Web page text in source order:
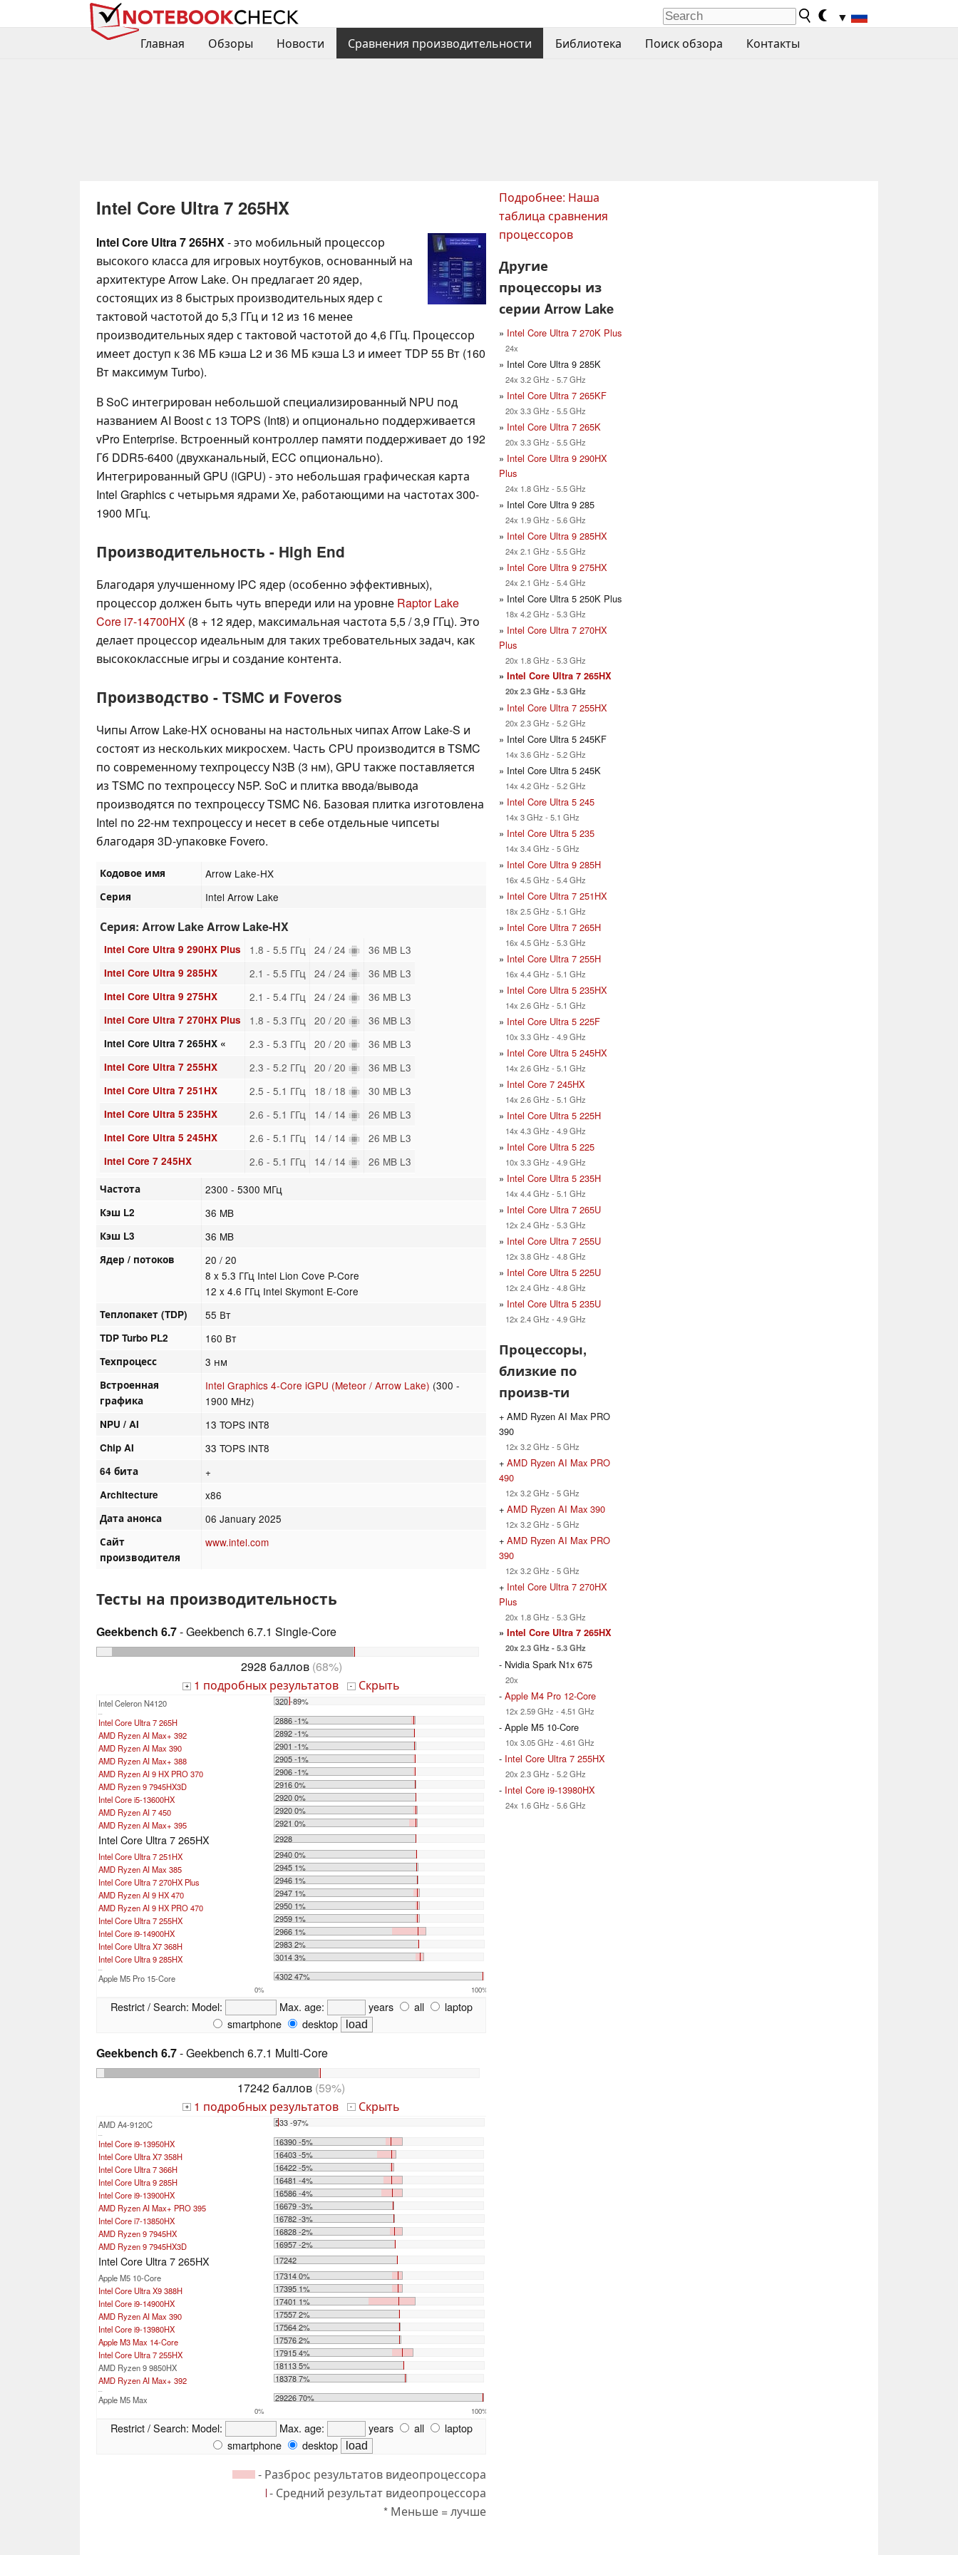
▼
Главная
Обзоры Новости Сравнения производительности Библиотека Поиск обзора Контакты
Intel Core Ultra 7 265HX
Intel Core Ultra 7 265HX- это мобильный процессор
высокого класса для игровых ноутбуков, основанный на
архитектуре Arrow Lake. Он предлагает 20 ядер,
состоящих из 8 быстрых производительных ядер с
тактовой частотой до 5,3 ГГц и 12 из 16 менее
производительных ядер с тактовой частотой до 4,6 ГГц. Процессор
имеет доступ к 36 МБ кэша L2 и 36 МБ кэша L3 и имеет TDP 55 Вт (160
Вт максимум Turbo).
В SoC интегрирован небольшой специализированный NPU под
названием AI Boost с 13 TOPS (Int8) и опционально поддерживается
vPro Enterprise. Встроенный контроллер памяти поддерживает до 192
Гб DDR5-6400 (двухканальный, ECC опционально).
Интегрированный GPU (iGPU) - это небольшая графическая карта
Intel Graphics с четырьмя ядрами Xe, работающими на частотах 300-
1900 МГц.
Производительность - High End
Благодаря улучшенному IPC ядер (особенно эффективных),
процессор должен быть чуть впереди или на уровне Raptor Lake
Core i7-14700HX (8 + 12 ядер, максимальная частота 5,5 / 3,9 ГГц). Это
делает процессор идеальным для таких требовательных задач, как
высококлассные игры и создание контента.
Производство - TSMC и Foveros
Чипы Arrow Lake-HX основаны на настольных чипах Arrow Lake-S и
состоят из нескольких микросхем. Часть CPU производится в TSMC
по современному техпроцессу N3B (3 нм), GPU также поставляется
из TSMC по техпроцессу N5P. SoC и плитка ввода/вывода
производятся по техпроцессу TSMC N6. Базовая плитка изготовлена
Intel по 22-нм техпроцессу и несет в себе отдельные чипсеты
благодаря 3D-упаковке Fovero.
Кодовое имя Arrow Lake-HX
Серия Intel Arrow Lake
Серия: Arrow Lake Arrow Lake-HX
Intel Core Ultra 9 290HX Plus 1.8 - 5.5 ГГц 24 / 24 36 MB L3
Intel Core Ultra 9 285HX 2.1 - 5.5 ГГц 24 / 24 36 MB L3
Intel Core Ultra 9 275HX 2.1 - 5.4 ГГц 24 / 24 36 MB L3
Intel Core Ultra 7 270HX Plus 1.8 - 5.3 ГГц 20 / 20 36 MB L3
Intel Core Ultra 7 265HX « 2.3 - 5.3 ГГц 20 / 20 36 MB L3
Intel Core Ultra 7 255HX 2.3 - 5.2 ГГц 20 / 20 36 MB L3
Intel Core Ultra 7 251HX 2.5 - 5.1 ГГц 18 / 18 30 MB L3
Intel Core Ultra 5 235HX 2.6 - 5.1 ГГц 14 / 14 26 MB L3
Intel Core Ultra 5 245HX 2.6 - 5.1 ГГц 14 / 14 26 MB L3
Intel Core 7 245HX 2.6 - 5.1 ГГц 14 / 14 26 MB L3
Частота 2300 - 5300 МГц
Кэш L2 36 MB
Кэш L3 36 MB
Ядер / потоков
20 / 20
8 x 5.3 ГГц Intel Lion Cove P-Core
12 x 4.6 ГГц Intel Skymont E-Core
Теплопакет (TDP) 55 Вт
TDP Turbo PL2 160 Вт
Техпроцесс 3 нм
Встроенная
графика
Intel Graphics 4-Core iGPU (Meteor / Arrow Lake) (300 -
1900 MHz)
NPU / AI 13 TOPS INT8
Chip AI 33 TOPS INT8
64 бита +
Architecture x86
Дата анонса 06 January 2025
Сайт
производителя
www.intel.com
Тесты на производительность
Geekbench 6.7- Geekbench 6.7.1 Single-Core
2928 баллов(68%)
+ 1 подробных результатов - Скрыть
Intel Celeron N4120 320 -89%
Intel Core Ultra 7 265H
2886 -1%
AMD Ryzen AI Max+ 392
2892 -1%
AMD Ryzen AI Max 390
2901 -1%
AMD Ryzen AI Max+ 388
2905 -1%
AMD Ryzen AI 9 HX PRO 370
2906 -1%
AMD Ryzen 9 7945HX3D
2916 0%
Intel Core i5-13600HX
2920 0%
AMD Ryzen AI 7 450
2920 0%
AMD Ryzen AI Max+ 395
2921 0%
Intel Core Ultra 7 265HX
2928
Intel Core Ultra 7 251HX
2940 0%
AMD Ryzen AI Max 385
2945 1%
Intel Core Ultra 7 270HX Plus
2946 1%
AMD Ryzen AI 9 HX 470
2947 1%
AMD Ryzen AI 9 HX PRO 470
2950 1%
Intel Core Ultra 7 255HX
2959 1%
Intel Core i9-14900HX
2966 1%
Intel Core Ultra X7 368H
2983 2%
Intel Core Ultra 9 285HX
3014 3%
Apple M5 Pro 15-Core 4302 47%
0% 100%
Restrict / Search: Model: Max. age: years all
laptop
smartphone
desktop
Geekbench 6.7- Geekbench 6.7.1 Multi-Core
17242 баллов (59%)
+ 1 подробных результатов - Скрыть
AMD A4-9120C 533 -97%
Intel Core i9-13950HX
16390 -5%
Intel Core Ultra X7 358H
16403 -5%
Intel Core Ultra 7 366H
16422 -5%
Intel Core Ultra 9 285H
16481 -4%
Intel Core i9-13900HX
16586 -4%
AMD Ryzen AI Max+ PRO 395
16679 -3%
Intel Core i7-13850HX
16782 -3%
AMD Ryzen 9 7945HX
16828 -2%
AMD Ryzen 9 7945HX3D
16957 -2%
Intel Core Ultra 7 265HX
17242
Apple M5 10-Core
17314 0%
Intel Core Ultra X9 388H
17395 1%
Intel Core i9-14900HX
17401 1%
AMD Ryzen AI Max 390
17557 2%
Intel Core i9-13980HX
17564 2%
Apple M3 Max 14-Core
17576 2%
Intel Core Ultra 7 255HX
17915 4%
AMD Ryzen 9 9850HX
18113 5%
AMD Ryzen AI Max+ 392
18378 7%
Apple M5 Max 29226 70%
0% 100%
Restrict / Search: Model: Max. age: years all
laptop
smartphone
desktop
- Разброс результатов видеопроцессора
- Средний результат видеопроцессора
* Меньше = лучше
Подробнее: Наша
таблица сравнения
процессоров
Другие
процессоры из
серии Arrow Lake
» Intel Core Ultra 7 270K Plus
24x
» Intel Core Ultra 9 285K
24x 3.2 GHz - 5.7 GHz
» Intel Core Ultra 7 265KF
20x 3.3 GHz - 5.5 GHz
» Intel Core Ultra 7 265K
20x 3.3 GHz - 5.5 GHz
» Intel Core Ultra 9 290HX
Plus
24x 1.8 GHz - 5.5 GHz
» Intel Core Ultra 9 285
24x 1.9 GHz - 5.6 GHz
» Intel Core Ultra 9 285HX
24x 2.1 GHz - 5.5 GHz
» Intel Core Ultra 9 275HX
24x 2.1 GHz - 5.4 GHz
» Intel Core Ultra 5 250K Plus
18x 4.2 GHz - 5.3 GHz
» Intel Core Ultra 7 270HX
Plus
20x 1.8 GHz - 5.3 GHz
» Intel Core Ultra 7 265HX
20x 2.3 GHz - 5.3 GHz
» Intel Core Ultra 7 255HX
20x 2.3 GHz - 5.2 GHz
» Intel Core Ultra 5 245KF
14x 3.6 GHz - 5.2 GHz
» Intel Core Ultra 5 245K
14x 4.2 GHz - 5.2 GHz
» Intel Core Ultra 5 245
14x 3 GHz - 5.1 GHz
» Intel Core Ultra 5 235
14x 3.4 GHz - 5 GHz
» Intel Core Ultra 9 285H
16x 4.5 GHz - 5.4 GHz
» Intel Core Ultra 7 251HX
18x 2.5 GHz - 5.1 GHz
» Intel Core Ultra 7 265H
16x 4.5 GHz - 5.3 GHz
» Intel Core Ultra 7 255H
16x 4.4 GHz - 5.1 GHz
» Intel Core Ultra 5 235HX
14x 2.6 GHz - 5.1 GHz
» Intel Core Ultra 5 225F
10x 3.3 GHz - 4.9 GHz
» Intel Core Ultra 5 245HX
14x 2.6 GHz - 5.1 GHz
» Intel Core 7 245HX
14x 2.6 GHz - 5.1 GHz
» Intel Core Ultra 5 225H
14x 4.3 GHz - 4.9 GHz
» Intel Core Ultra 5 225
10x 3.3 GHz - 4.9 GHz
» Intel Core Ultra 5 235H
14x 4.4 GHz - 5.1 GHz
» Intel Core Ultra 7 265U
12x 2.4 GHz - 5.3 GHz
» Intel Core Ultra 7 255U
12x 3.8 GHz - 4.8 GHz
» Intel Core Ultra 5 225U
12x 2.4 GHz - 4.8 GHz
» Intel Core Ultra 5 235U
12x 2.4 GHz - 4.9 GHz
Процессоры,
близкие по
произв-ти
+ AMD Ryzen AI Max PRO
390
12x 3.2 GHz - 5 GHz
+ AMD Ryzen AI Max PRO
490
12x 3.2 GHz - 5 GHz
+ AMD Ryzen AI Max 390
12x 3.2 GHz - 5 GHz
+ AMD Ryzen AI Max PRO
390
12x 3.2 GHz - 5 GHz
+ Intel Core Ultra 7 270HX
Plus
20x 1.8 GHz - 5.3 GHz
» Intel Core Ultra 7 265HX
20x 2.3 GHz - 5.3 GHz
- Nvidia Spark N1x 675
20x
- Apple M4 Pro 12-Core
12x 2.59 GHz - 4.51 GHz
- Apple M5 10-Core
10x 3.05 GHz - 4.61 GHz
- Intel Core Ultra 7 255HX
20x 2.3 GHz - 5.2 GHz
- Intel Core i9-13980HX
24x 1.6 GHz - 5.6 GHz